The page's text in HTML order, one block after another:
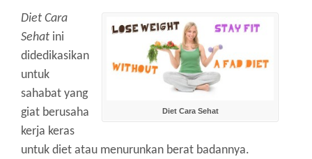
Diet Cara Sehat
Diet Cara
Sehat ini
didedikasikan
untuk
sahabat yang
giat berusaha
kerja keras
untuk diet atau menurunkan berat badannya.